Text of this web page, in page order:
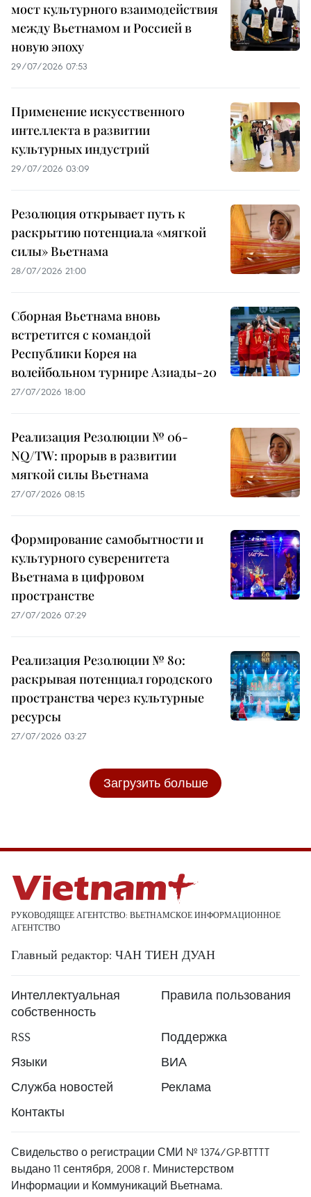
мост культурного взаимодействия
между Вьетнамом и Россией в
новую эпоху
29/07/2026 07:53
Применение искусственного
интеллекта в развитии
культурных индустрий
29/07/2026 03:09
Резолюция открывает путь к
раскрытию потенциала «мягкой
силы» Вьетнама
28/07/2026 21:00
Сборная Вьетнама вновь
встретится с командой
Республики Корея на
волейбольном турнире Азиады-20
27/07/2026 18:00
Реализация Резолюции № 06-
NQ/TW: прорыв в развитии
мягкой силы Вьетнама
27/07/2026 08:15
Формирование самобытности и
культурного суверенитета
Вьетнама в цифровом
пространстве
27/07/2026 07:29
Реализация Резолюции № 80:
раскрывая потенциал городского
пространства через культурные
ресурсы
27/07/2026 03:27
Загрузить больше
РУКОВОДЯЩЕЕ АГЕНТСТВО: ВЬЕТНАМСКОЕ ИНФОРМАЦИОННОЕ
АГЕНТСТВО
Главный редактор: ЧАН ТИЕН ДУАН
Интеллектуальная
собственность
Правила пользования
RSS
Поддержка
Языки
ВИА
Служба новостей
Реклама
Контакты
Свидельство о регистрации СМИ № 1374/GP-BTTTT
выдано 11 сентября, 2008 г. Министерством
Информации и Коммуникаций Вьетнама.